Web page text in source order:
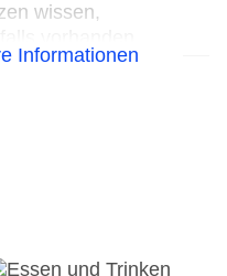
wissen,
Informationen